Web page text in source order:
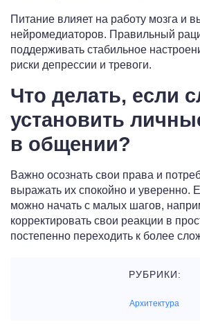
Питание влияет на работу мозга и
нейромедиаторов. Правильный
поддерживать стабильное
риски депрессии и тревоги.
Что делать, если
установить
в общении?
Важно осознать свои права и
выражать их спокойно и уверенно.
можно начать с малых шагов,
корректировать свои реакции в
постепенно переходить к более
РУБРИКИ:
Архитектура